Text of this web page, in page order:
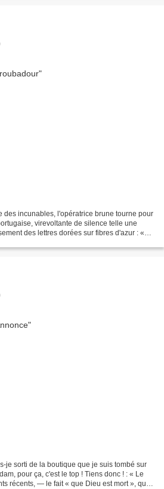
des incunables, l'opératrice brune tourne pour
virevoltante de silence telle une
des lettres dorées sur fibres d'azur : «
je sorti de la boutique que je suis tombé sur
pour ça, c'est le top ! Tiens donc ! : « Le
récents, — le fait « que Dieu est mort », que